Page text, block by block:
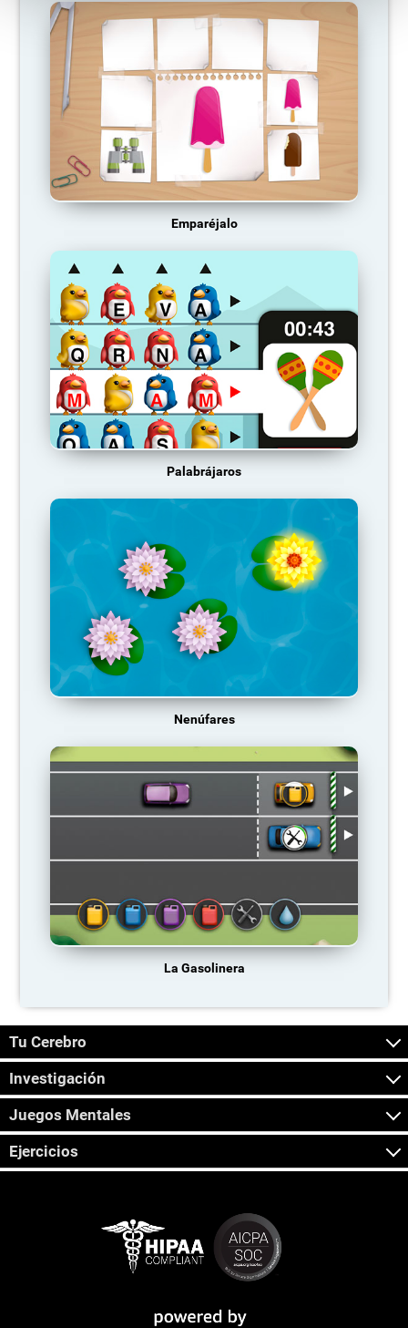
Emparéjalo
Palabrájaros
Nenúfares
La Gasolinera
Tu Cerebro
Investigación
Juegos Mentales
Ejercicios